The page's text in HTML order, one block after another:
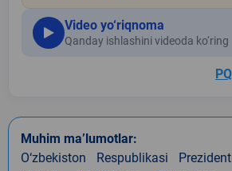
Video yo‘riqnoma
Qanday ishlashini videoda ko‘ring
Muhim ma’lumotlar:
O‘zbekiston Respublikasi